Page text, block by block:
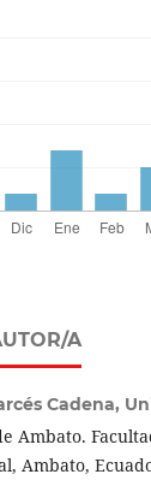
A
Cadena,
Ambato.
Ambato,